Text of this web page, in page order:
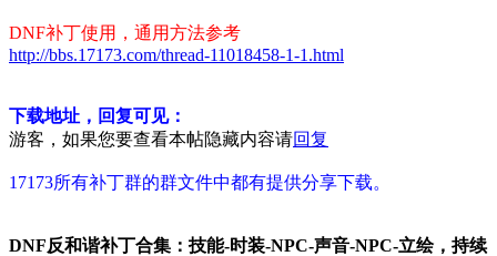
DNF补丁使用，通用方法参考
http://bbs.17173.com/thread-11018458-1-1.html
下载地址，回复可见：
游客，如果您要查看本帖隐藏内容请回复
17173所有补丁群的群文件中都有提供分享下载。
DNF反和谐补丁合集：技能-时装-NPC-声音-NPC-立绘，持续